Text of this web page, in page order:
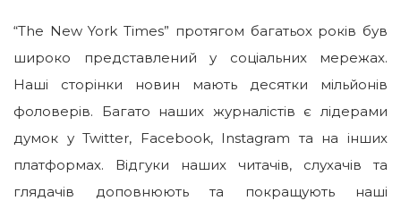
“The New York Times” протягом багатьох років був
широко представлений у соціальних мережах.
Наші сторінки новин мають десятки мільйонів
фоловерів. Багато наших журналістів є лідерами
думок у Twitter, Facebook, Instagram та на інших
платформах. Відгуки наших читачів, слухачів та
глядачів доповнюють та покращують наші